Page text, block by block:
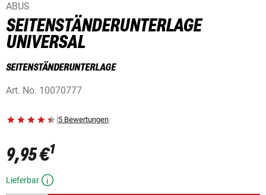
ABUS
SEITENSTÄNDERUNTERLAGE
UNIVERSAL
SEITENSTÄNDERUNTERLAGE
Art. No. 10070777
|5 Bewertungen
9,95 €1
Lieferbar